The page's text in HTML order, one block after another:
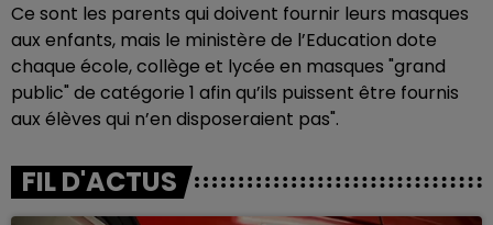
Ce sont les parents qui doivent fournir leurs masques
aux enfants, mais le ministère de l’Education dote
chaque école, collège et lycée en masques "grand
public" de catégorie 1 afin qu’ils puissent être fournis
aux élèves qui n’en disposeraient pas".
FIL D'ACTUS